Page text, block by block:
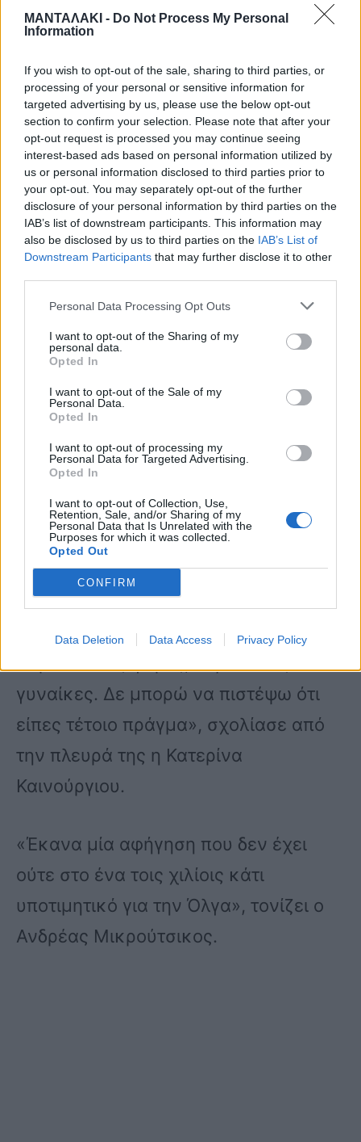
ΜΑΝΤΑΛΑΚΙ - Do Not Process My Personal
Information
If you wish to opt-out of the sale, sharing to third parties, or
processing of your personal or sensitive information for
targeted advertising by us, please use the below opt-out
section to confirm your selection. Please note that after your
opt-out request is processed you may continue seeing
interest-based ads based on personal information utilized by
us or personal information disclosed to third parties prior to
your opt-out. You may separately opt-out of the further
disclosure of your personal information by third parties on the
IAB’s list of downstream participants. This information may
also be disclosed by us to third parties on the IAB’s List of
Downstream Participants that may further disclose it to other
Personal Data Processing Opt Outs
I want to opt-out of the Sharing of my
personal data.
Opted In
I want to opt-out of the Sale of my
Personal Data.
Opted In
I want to opt-out of processing my
Personal Data for Targeted Advertising.
Opted In
I want to opt-out of Collection, Use,
Retention, Sale, and/or Sharing of my
Personal Data that Is Unrelated with the
Purposes for which it was collected.
Opted Out
CONFIRM
Data Deletion Data Access Privacy Policy
ιδιωτική οδός που αφορά αυτήν κι
ευαίσθητο προσωπικό δεδομένο»,
τονίζει στη συνέχεια.
«Τα έγραφε όλα με ένα τηλέφωνο
δίπλα του. Πίστευα ότι έχει τελειώσει
η συνέντευξη. Ήταν η τελευταία
ερώτηση που μου έκανε. Δεν ζήτησα
τη συνέντευξη πριν δημοσιευτεί. Αν το
ήξερα, θα ζητούσα να μη μπει»,
σημειώνει ο Ανδρέας Μικρούτσικος.
«Νόμιζα ότι είχε τελειώσει η
συνέντευξη. Αυτό δεν θέτει τον κύριο
Ροδόπουλο παράνομο. Εγώ ήμουν
αφελής, δεν πετάω το μπαλάκι
αλλού», ξεκαθαρίζει ο παρουσιαστής.
«Έπαθα σοκ. Συγγνώμη, ξέρεις πόσο
σ’ αγαπάω. Μ’ έχεις προστατεύσει
γυναίκες. Δε μπορώ να πιστέψω ότι
είπες τέτοιο πράγμα», σχολίασε από
την πλευρά της η Κατερίνα
Καινούργιου.
«Έκανα μία αφήγηση που δεν έχει
ούτε στο ένα τοις χιλίοις κάτι
υποτιμητικό για την Όλγα», τονίζει ο
Ανδρέας Μικρούτσικος.